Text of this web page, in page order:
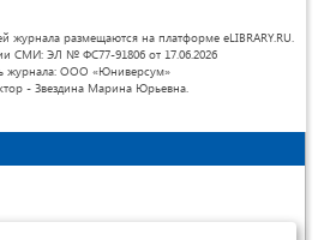
журнала размещаются на платформе eLIBRARY.RU.
СМИ: ЭЛ № ФС77-91806 от 17.06.2026
журнала: ООО «Юниверсум»
- Звездина Марина Юрьевна.